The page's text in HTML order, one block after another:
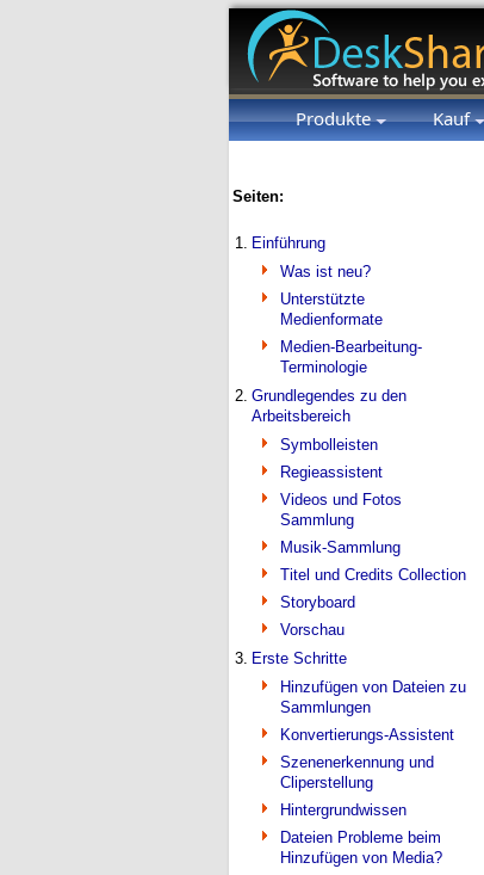
Produkte Kauf
Seiten:
1. Einführung
Was ist neu?
Unterstützte
Medienformate
Medien-Bearbeitung-
Terminologie
2. Grundlegendes zu den
Arbeitsbereich
Symbolleisten
Regieassistent
Videos und Fotos
Sammlung
Musik-Sammlung
Titel und Credits Collection
Storyboard
Vorschau
3. Erste Schritte
Hinzufügen von Dateien zu
Sammlungen
Konvertierungs-Assistent
Szenenerkennung und
Cliperstellung
Hintergrundwissen
Dateien Probleme beim
Hinzufügen von Media?